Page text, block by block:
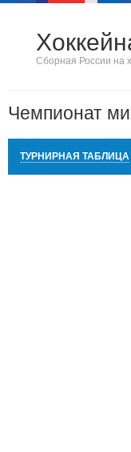
Сборная России на
Чемпионат
ТУРНИРНАЯ ТАБЛИЦА